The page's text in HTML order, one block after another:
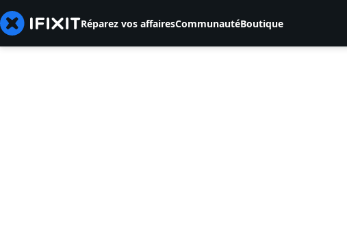
Réparez vos affairesCommunautéBoutique